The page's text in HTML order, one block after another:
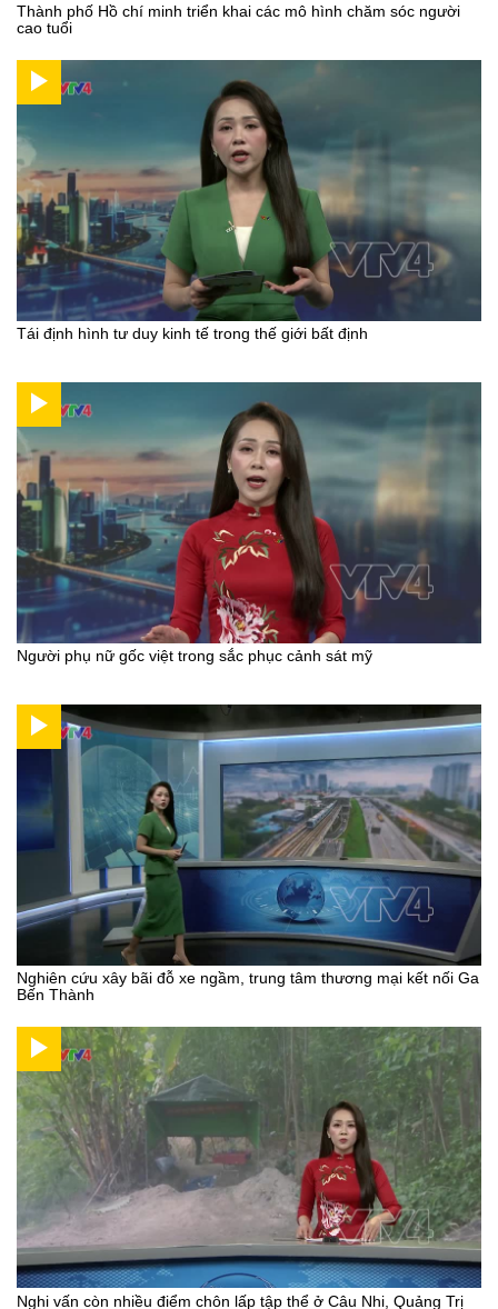
Thành phố Hồ chí minh triển khai các mô hình chăm sóc người
cao tuổi
Tái định hình tư duy kinh tế trong thế giới bất định
Người phụ nữ gốc việt trong sắc phục cảnh sát mỹ
Nghiên cứu xây bãi đỗ xe ngầm, trung tâm thương mại kết nối Ga
Bến Thành
Nghi vấn còn nhiều điểm chôn lấp tập thể ở Câu Nhi, Quảng Trị